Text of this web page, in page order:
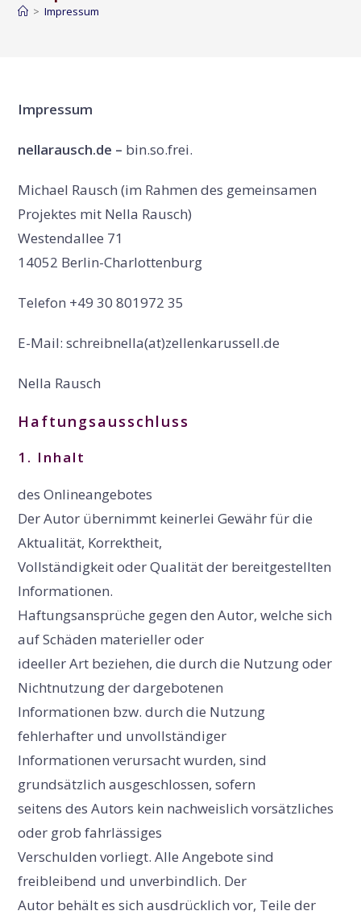
> Impressum
Impressum
nellarausch.de – bin.so.frei.
Michael Rausch (im Rahmen des gemeinsamen
Projektes mit Nella Rausch)
Westendallee 71
14052 Berlin-Charlottenburg
Telefon +49 30 801972 35
E-Mail: schreibnella(at)zellenkarussell.de
Nella Rausch
Haftungsausschluss
1 . Inhalt
des Onlineangebotes
Der Autor übernimmt keinerlei Gewähr für die
Aktualität, Korrektheit,
Vollständigkeit oder Qualität der bereitgestellten
Informationen.
Haftungsansprüche gegen den Autor, welche sich
auf Schäden materieller oder
ideeller Art beziehen, die durch die Nutzung oder
Nichtnutzung der dargebotenen
Informationen bzw. durch die Nutzung
fehlerhafter und unvollständiger
Informationen verursacht wurden, sind
grundsätzlich ausgeschlossen, sofern
seitens des Autors kein nachweislich vorsätzliches
oder grob fahrlässiges
Verschulden vorliegt. Alle Angebote sind
freibleibend und unverbindlich. Der
Autor behält es sich ausdrücklich vor, Teile der